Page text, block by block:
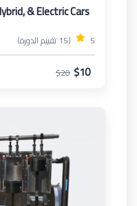
& Electric Cars
5 (15 تقييم الدورة)
$10
$20